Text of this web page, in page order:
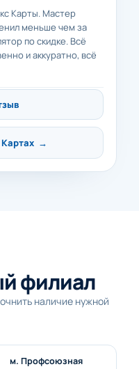
Карты. Мастер
меньше чем за
по скидке. Всё
и аккуратно, всё
Картах →
филиал
наличие нужной
м. Профсоюзная